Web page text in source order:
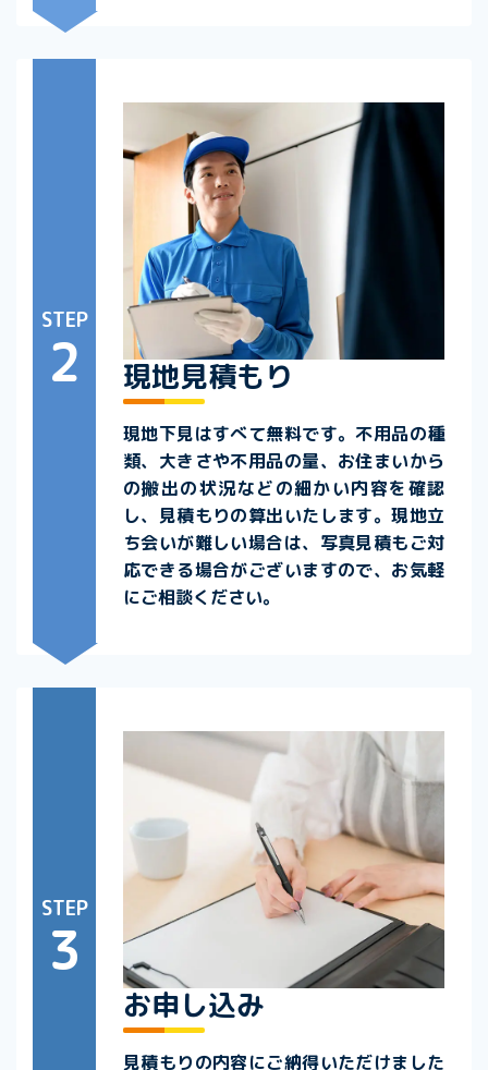
STEP
2 現地見積もり
現地下見はすべて無料です。不用品の種
類、大きさや不用品の量、お住まいから
の搬出の状況などの細かい内容を確認
し、見積もりの算出いたします。現地立
ち会いが難しい場合は、写真見積もご対
応できる場合がございますので、お気軽
にご相談ください。
STEP
3
お申し込み
見積もりの内容にご納得いただけました